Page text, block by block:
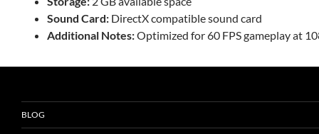
Sound Card: DirectX compatible sound card
Additional Notes:Optimized for 60 FPS gameplay at
BLOG